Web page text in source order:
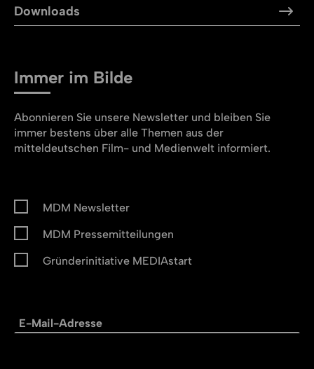
Downloads
Immer im Bilde
Abonnieren Sie unsere Newsletter und bleiben Sie
immer bestens über alle Themen aus der
mitteldeutschen Film- und Medienwelt informiert.
MDM Newsletter
MDM Pressemitteilungen
Gründerinitiative MEDIAstart